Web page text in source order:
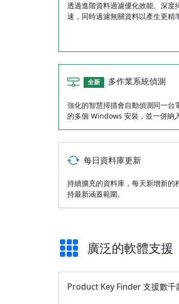
透過進階資料過濾優化效能。深度
速，同時過濾無關資料以產生更精
全新 多作業系統偵測
強化的智慧掃描會自動偵測同一台
的多個 Windows 安裝，並一併納
每日資料庫更新
持續擴充的資料庫，每天新增新的
持最新涵蓋範圍。
廣泛的軟體支援
Product Key Finder 支援數千